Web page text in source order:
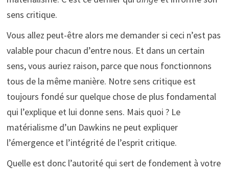
sens critique.
Vous allez peut-être alors me demander si ceci n’est pas
valable pour chacun d’entre nous. Et dans un certain
sens, vous auriez raison, parce que nous fonctionnons
tous de la même manière. Notre sens critique est
toujours fondé sur quelque chose de plus fondamental
qui l’explique et lui donne sens. Mais quoi ? Le
matérialisme d’un Dawkins ne peut expliquer
l’émergence et l’intégrité de l’esprit critique.
Quelle est donc l’autorité qui sert de fondement à votre